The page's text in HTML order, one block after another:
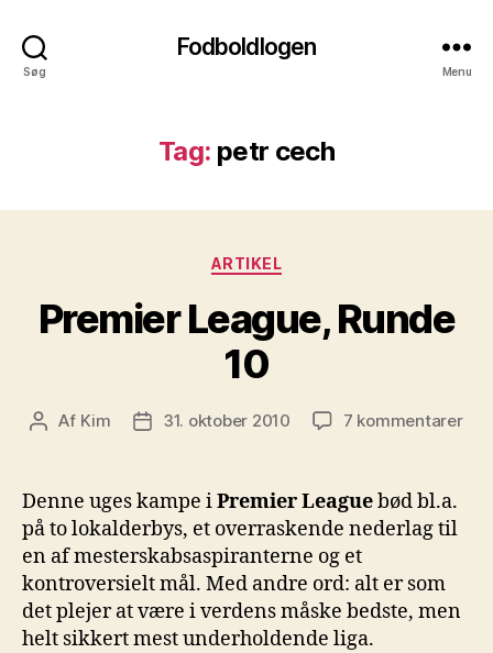
Søg
Fodboldlogen
Menu
Tag: petr cech
Kategorier
ARTIKEL
Premier League, Runde
10
Indlægsforfatter
Af Kim Indlægsdato
31. oktober 2010 7 kommentarertil
Denne uges kampe iPremier Leaguebød bl.a.
på to lokalderbys, et overraskende nederlag til
en af mesterskabsaspiranterne og et
kontroversielt mål. Med andre ord: alt er som
det plejer at være i verdens måske bedste, men
helt sikkert mest underholdende liga.